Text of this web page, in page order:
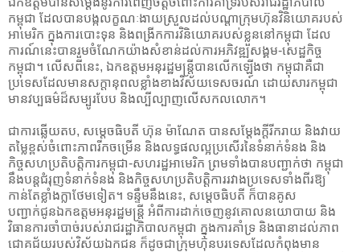
កម្ពុជា ដែលបានបង្កលក្ខណៈងាយស្រួលដល់បណ្ដាក្រុមហ៊ុនវិនិយោគរបស់
អាមេរិក ក្នុងការបោះទុន និងពង្រីកការវិនិយោគរបស់ខ្លួននៅកម្ពុជា ដែល
ការណ៍នេះបានរួមចំណែកយ៉ាងសំខាន់ដល់ការអភិវឌ្ឍសង្គម-សេដ្ឋកិច្ច
កម្ពុជា។ លើសពីនេះ, ឯកឧត្តមអនុរដ្ឋមន្ត្រីបានលើកឡើងថា កម្ពុជាគឺជា
ប្រទេសដែលមានសក្តានុពលខ្លាំងខាងវិស័យទេសចរណ៍ ដោយសារកម្ពុជា
មានវប្បធម៌ដ៏សម្បូរបែប និងល្បីល្បាញលើសកលលោក។
ជាការឆ្លើយតប, សម្តេចធិបតី ហ៊ុន ម៉ាណែត បានសម្ដែងក្ដីរីករាយ និងវាយ
តម្លៃខ្ពស់ចំពោះភាពរីកចម្រើន និងលទ្ធផលល្អប្រសើរនៃទំនាក់ទំនង និង
កិច្ចសហប្រតិបត្តិការកម្ពុជា-សហរដ្ឋអាមេរិក ព្រមទាំងបានបញ្ជាក់ថា កម្ពុជា
នឹងបន្តជំរុញទំនាក់ទំនង និងកិច្ចសហប្រតិបត្តិការរវាងប្រទេសទាំងពីរឱ្យ
កាន់តែខ្លាំងក្លាថែមទៀត។ ទន្ទឹមនឹងនេះ, សម្ដេចធិបតី ក៏បានគូស
បញ្ជាក់ជូនឯកឧត្តមអនុរដ្ឋមន្ត្រី អំពីការដាក់ចេញនូវគោលនយោបាយ និង
វិធានការចាំបាច់របស់រាជរដ្ឋាភិបាលកម្ពុជា ក្នុងការគាំទ្រ និងធានាដល់ភាព
ជោគជ័យរបស់វិស័យឯកជន ក៏ដូចជាក្រុមហ៊ុនបរទេសដែលកំពុងមាន